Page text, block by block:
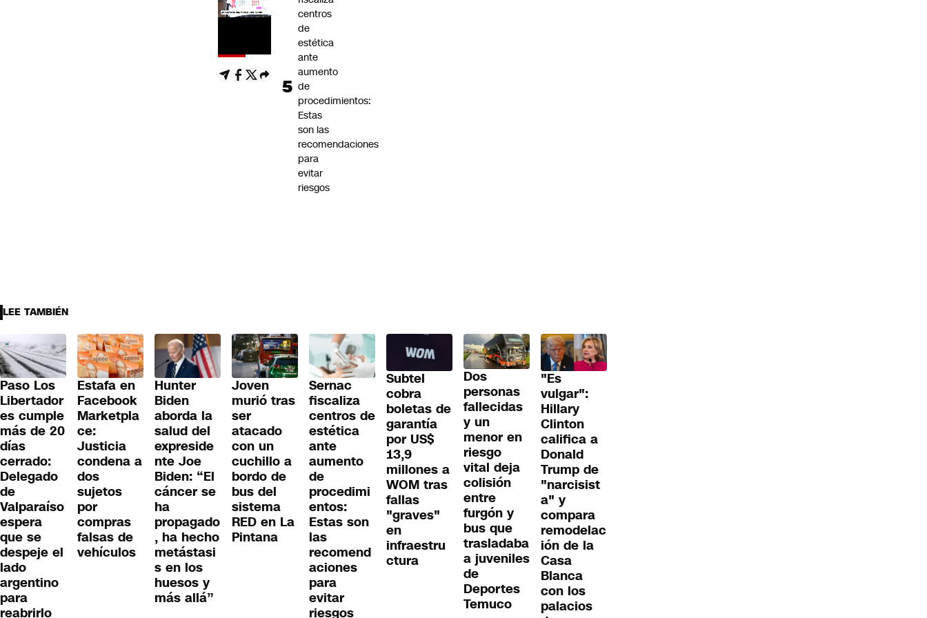
centros
de
estética
ante
aumento
de
procedimientos:
Estas
son las
recomendaciones
para
evitar
riesgos
LEE TAMBIÉN
Paso Los
Libertador
es cumple
más de 20
días
cerrado:
Delegado
de
Valparaíso
espera
que se
despeje el
lado
argentino
para
reabrirlo
Estafa en
Facebook
Marketpla
ce:
Justicia
condena a
dos
sujetos
por
compras
falsas de
vehículos
Hunter
Biden
aborda la
salud del
expreside
nte Joe
Biden: “El
cáncer se
ha
propagado
, ha hecho
metástasi
s en los
huesos y
más allá”
Joven
murió tras
ser
atacado
con un
cuchillo a
bordo de
bus del
sistema
RED en La
Pintana
Sernac
fiscaliza
centros de
estética
ante
aumento
de
procedimi
entos:
Estas son
las
recomend
aciones
para
evitar
riesgos
Subtel
cobra
boletas de
garantía
por US$
13,9
millones a
WOM tras
fallas
"graves"
en
infraestru
ctura
Dos
personas
fallecidas
y un
menor en
riesgo
vital deja
colisión
entre
furgón y
bus que
trasladaba
a juveniles
de
Deportes
Temuco
"Es
vulgar":
Hillary
Clinton
califica a
Donald
Trump de
"narcisist
a" y
compara
remodelac
ión de la
Casa
Blanca
con los
palacios